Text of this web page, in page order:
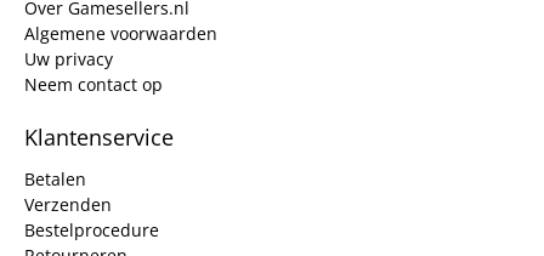
Over Gamesellers.nl
Algemene voorwaarden
Uw privacy
Neem contact op
Klantenservice
Betalen
Verzenden
Bestelprocedure